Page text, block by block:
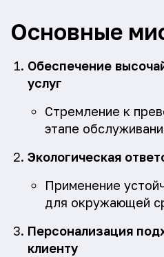
Основные
Обеспечение
услуг
Стремление к
этапе
Экологическая
Применение
для окружающей
Персонализация
клиенту